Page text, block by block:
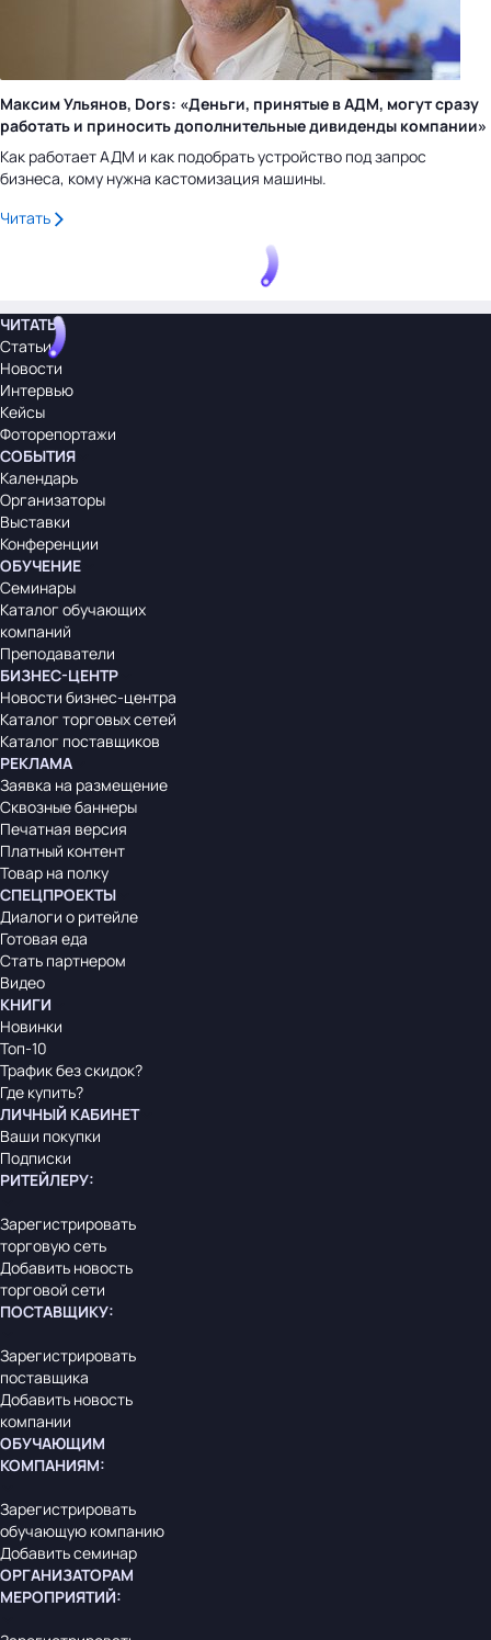
Максим Ульянов, Dors: «Деньги, принятые в АДМ, могут сразу
работать и приносить дополнительные дивиденды компании»
Как работает АДМ и как подобрать устройство под запрос
бизнеса, кому нужна кастомизация машины.
Читать
ЧИТАТЬ
Статьи
Новости
Интервью
Кейсы
Фоторепортажи
СОБЫТИЯ
Календарь
Организаторы
Выставки
Конференции
ОБУЧЕНИЕ
Семинары
Каталог обучающих
компаний
Преподаватели
БИЗНЕС-ЦЕНТР
Новости бизнес-центра
Каталог торговых сетей
Каталог поставщиков
РЕКЛАМА
Заявка на размещение
Сквозные баннеры
Печатная версия
Платный контент
Товар на полку
СПЕЦПРОЕКТЫ
Диалоги о ритейле
Готовая еда
Стать партнером
Видео
КНИГИ
Новинки
Топ-10
Трафик без скидок?
Где купить?
ЛИЧНЫЙ КАБИНЕТ
Ваши покупки
Подписки
РИТЕЙЛЕРУ:
Зарегистрировать
торговую сеть
Добавить новость
торговой сети
ПОСТАВЩИКУ:
Зарегистрировать
поставщика
Добавить новость
компании
ОБУЧАЮЩИМ
КОМПАНИЯМ:
Зарегистрировать
обучающую компанию
Добавить семинар
ОРГАНИЗАТОРАМ
МЕРОПРИЯТИЙ: